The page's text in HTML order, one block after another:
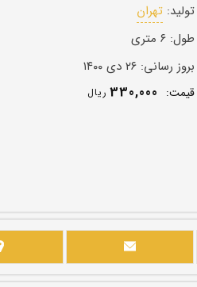
تولید: تهران
طول: ۶ متری
بروز رسانی: ۲۶ دی ۱۴۰۰
قيمت: 330,000 ريال